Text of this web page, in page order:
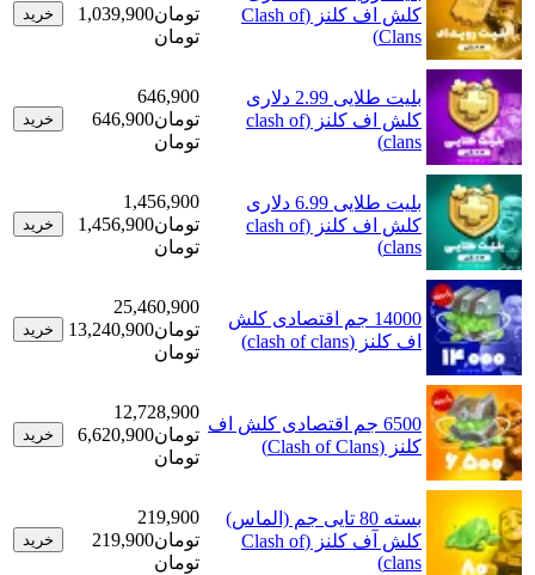
کلش اف کلنز (Clash of
Clans)
تومان
1,039,900
خرید
بلیت طلایی 2.99 دلاری
کلش اف کلنز (clash of
clans)
646,900
تومان
646,900
خرید
بلیت طلایی 6.99 دلاری
کلش اف کلنز (clash of
clans)
1,456,900
تومان
1,456,900
خرید
14000 جم اقتصادی کلش
اف کلنز (clash of clans)
25,460,900
تومان
13,240,900
تومان
خرید
6500 جم اقتصادی کلش اف
کلنز (Clash of Clans)
12,728,900
تومان6,620,900
تومان
خرید
بسته 80 تایی جم (الماس)
کلش آف کلنز (Clash of
clans)
219,900
تومان
219,900
خرید